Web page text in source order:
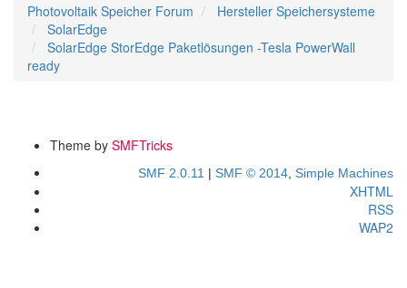
Photovoltaik Speicher Forum
Hersteller Speichersysteme
SolarEdge
SolarEdge StorEdge Paketlösungen -Tesla PowerWall
ready
Theme by SMFTricks
SMF 2.0.11 | SMF © 2014 Simple Machines
XHTML
RSS
WAP2